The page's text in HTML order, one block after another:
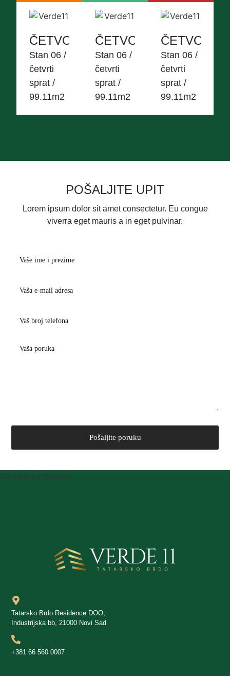
ČETVOROSOBAN
Stan 06 /
četvrti
sprat /
99.11m2
ČETVOROSOBAN
Stan 06 /
četvrti
sprat /
99.11m2
Stan 06 /
četvrti
sprat /
99.11m2
POŠALJITE UPIT
Lorem ipsum dolor sit amet consectetur. Eu congue
viverra eget mauris a in eget pulvinar.
No related photos.
Tatarsko Brdo Residence DOO,
Industrijska bb, 21000 Novi Sad
+381 66 560 0007